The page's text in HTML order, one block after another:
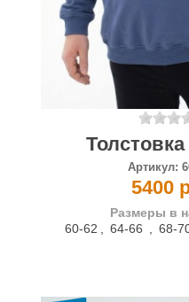
Артикул:
5400
Размеры в
60-62 , 64-66 , 68-